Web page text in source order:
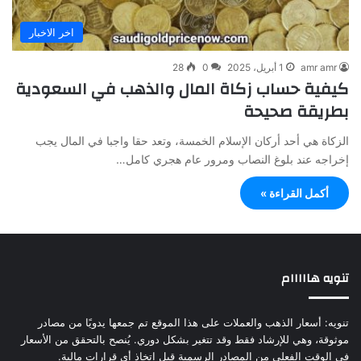
اخر الاخبار
amr amr 1 أبريل، 2025 0
28
كيفية حساب زكاة المال والذهب في السعودية
بطريقة صحيحة
الزكاة هي أحد أركان الإسلام الخمسة، وتعد حقا واجبا في المال يجب
إخراجه عند بلوغ النصاب ومرور عام هجري كامل…
أكمل القراءة »
تنويه هااااام
تنويه: أسعار الذهب والعملات على هذا الموقع تم جمعها يدويًا من مصادر
موثوقة، وهي للإرشاد فقط وقد تتغير بشكل دوري. يُنصح بالتحقق من الأسعار
في الوقت الفعلي من المصادر الرسمية قبل اتخاذ أي قرارات مالية.